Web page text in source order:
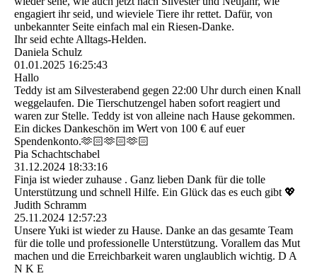
engagiert ihr seid, und wieviele Tiere ihr rettet. Dafür, von
unbekannter Seite einfach mal ein Riesen-Danke.
Ihr seid echte Alltags-Helden.
Daniela Schulz
01.01.2025 16:25:43
Hallo
Teddy ist am Silvesterabend gegen 22:00 Uhr durch einen Knall
weggelaufen. Die Tierschutzengel haben sofort reagiert und
waren zur Stelle. Teddy ist von alleine nach Hause gekommen.
Ein dickes Dankeschön im Wert von 100 € auf euer
Spendenkonto.🫶🏻🫶🏻🫶🏻
Pia Schachtschabel
31.12.2024 18:33:16
Finja ist wieder zuhause . Ganz lieben Dank für die tolle
Unterstützung und schnell Hilfe. Ein Glück das es euch gibt 💖
Judith Schramm
25.11.2024 12:57:23
Unsere Yuki ist wieder zu Hause. Danke an das gesamte Team
für die tolle und professionelle Unterstützung. Vorallem das Mut
machen und die Erreichbarkeit waren unglaublich wichtig. D A
N K E